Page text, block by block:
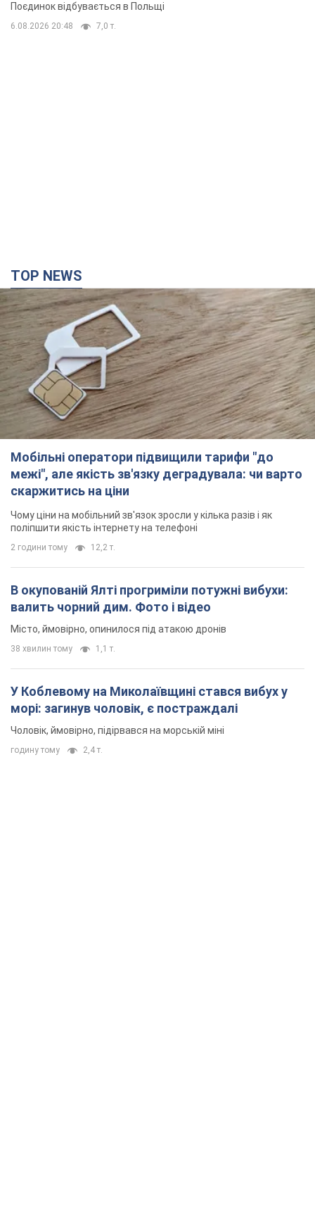
Поєдинок відбувається в Польщі
6.08.2026 20:48 7,0 т.
TOP NEWS
Мобільні оператори підвищили тарифи "до
межі", але якість зв'язку деградувала: чи варто
скаржитись на ціни
Чому ціни на мобільний зв'язок зросли у кілька разів і як
поліпшити якість інтернету на телефоні
2 години тому 12,2 т.
В окупованій Ялті прогриміли потужні вибухи:
валить чорний дим. Фото і відео
Місто, ймовірно, опинилося під атакою дронів
38 хвилин тому 1,1 т.
У Коблевому на Миколаївщині стався вибух у
морі: загинув чоловік, є постраждалі
Чоловік, ймовірно, підірвався на морській міні
годину тому 2,4 т.